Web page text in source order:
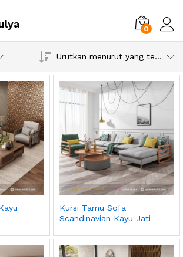
0
Urutkan menurut yang terbaru
Kursi Tamu Sofa
Scandinavian Kayu Jati